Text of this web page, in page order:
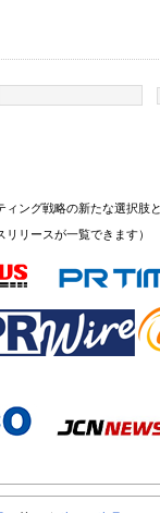
ング戦略の新たな選択肢
リースが一覧できます）